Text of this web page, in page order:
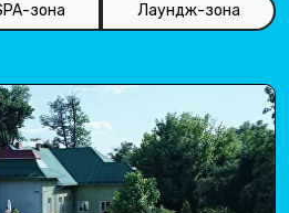
зона Лаундж-зона